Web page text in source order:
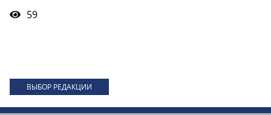
59
ВЫБОР РЕДАКЦИИ